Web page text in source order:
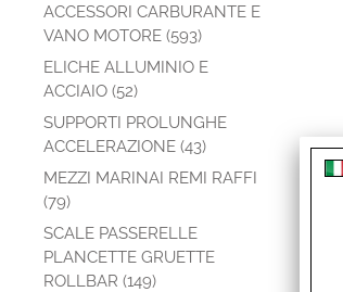
ACCESSORI CARBURANTE E
VANO MOTORE (593)
ELICHE ALLUMINIO E
ACCIAIO (52)
SUPPORTI PROLUNGHE
ACCELERAZIONE (43)
MEZZI MARINAI REMI RAFFI
(79)
SCALE PASSERELLE
PLANCETTE GRUETTE
ROLLBAR (149)